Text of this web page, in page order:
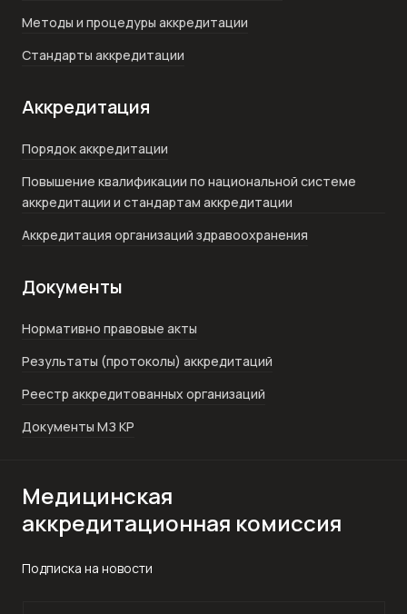
Методы и процедуры аккредитации
Стандарты аккредитации
Аккредитация
Порядок аккредитации
Повышение квалификации по национальной системе
аккредитации и стандартам аккредитации
Аккредитация организаций здравоохранения
Документы
Нормативно правовые акты
Результаты (протоколы) аккредитаций
Реестр аккредитованных организаций
Документы МЗ КР
Медицинская
аккредитационная комиссия
Подписка на новости